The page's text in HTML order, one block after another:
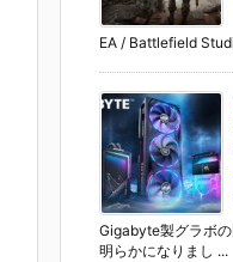
EA / Battlefield
Gigabyte製グラボ
明らかになりまし ...